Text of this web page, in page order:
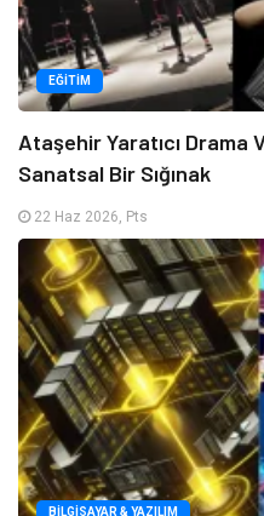
EĞITIM
Ataşehir Yaratıcı Drama
Sanatsal Bir Sığınak
22 Haz 2026, Pts
BILGISAYAR & YAZILIM